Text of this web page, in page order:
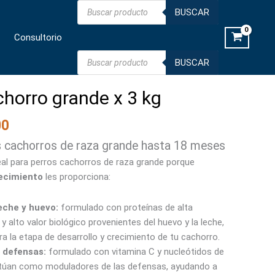
Consultorio
Búsqueda
productos
BUSCAR
Búsqueda
productos
BUSCAR
grande x 3 kg
cachorros de raza grande hasta 18 meses
para perros cachorros de raza grande porque
les proporciona:
y huevo: formulado con proteínas de alta
alto valor biológico provenientes del huevo y la leche,
la etapa de desarrollo y crecimiento de tu cachorro.
formulado con vitamina C y nucleótidos de
como moduladores de las defensas, ayudando a
x
3
cantidad